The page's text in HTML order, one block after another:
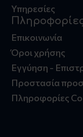
Υπηρεσίες
Επικοινωνία
Όροι χρήσης
Εγγύηση -
Προστασία
Πληροφορίες